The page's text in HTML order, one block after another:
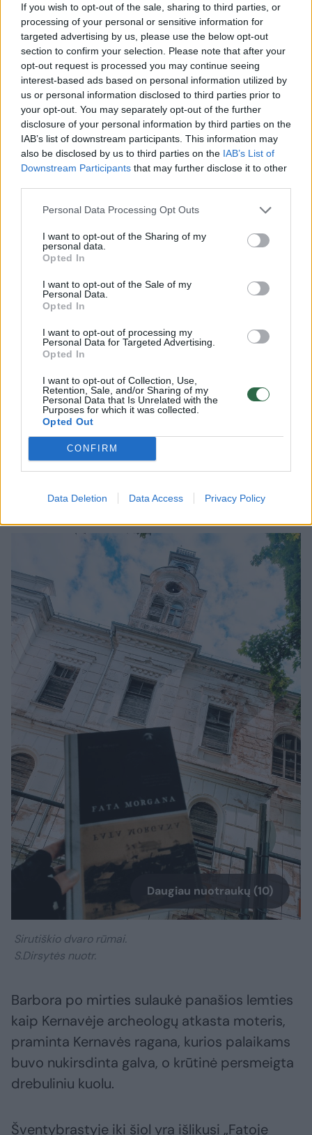
If you wish to opt-out of the sale, sharing to third parties, or
processing of your personal or sensitive information for
targeted advertising by us, please use the below opt-out
section to confirm your selection. Please note that after your
opt-out request is processed you may continue seeing
interest-based ads based on personal information utilized by
us or personal information disclosed to third parties prior to
your opt-out. You may separately opt-out of the further
disclosure of your personal information by third parties on the
IAB’s list of downstream participants. This information may
also be disclosed by us to third parties on the IAB’s List of
Downstream Participants that may further disclose it to other
Personal Data Processing Opt Outs
I want to opt-out of the Sharing of my
personal data.
Opted In
I want to opt-out of the Sale of my
Personal Data.
Opted In
I want to opt-out of processing my
Personal Data for Targeted Advertising.
Opted In
I want to opt-out of Collection, Use,
Retention, Sale, and/or Sharing of my
Personal Data that Is Unrelated with the
Purposes for which it was collected.
Opted Out
CONFIRM
Data Deletion Data Access Privacy Policy
Daugiau nuotraukų (10)
Šimtamečiai Šventybrasčio ąžuolai.
I.Pryvalovos nuotr.
Istorikas V.Banys patvirtino: prieš šimtmetį
Šventybrastyje vykę šiurpūs įvykiai, visas
kaimas vakarop apmirdavo. Vaikai buvo
Pasakojama, kad kaimo gyventojus bauginusi
naktimis vaikštanti ir ramybės gyviesiems
neduodanti tragiškai mirusios Barboros
šmėkla. Jos istorija taip pat įamžinta romane
„Fata morgana“.
naktinių žygių net saugojo ginkluota apsauga.
Vietos gyventojai pasakoja, kad vaidentis ji
nustojo tik tuomet, kai vyrai atkasė Barboros
kapą ir pasielgė su jos kūnu taip, kaip dažnai
tuo metu elgdavosi su moterimis, kurias
palaikydavo raganomis.
Daugiau nuotraukų (10)
Sirutiškio dvaro rūmai.
S.Dirsytės nuotr.
Barbora po mirties sulaukė panašios lemties
kaip Kernavėje archeologų atkasta moteris,
praminta Kernavės ragana, kurios palaikams
buvo nukirsdinta galva, o krūtinė persmeigta
drebuliniu kuolu.
Šventybrastyje iki šiol yra išlikusi „Fatoje